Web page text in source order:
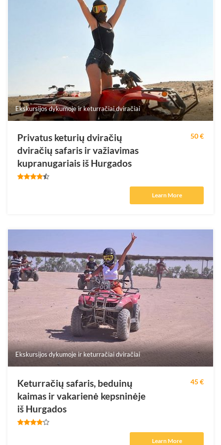
Ekskursijos dykumoje ir keturračiai dviračiai
Privatus keturių dviračių
dviračių safaris ir važiavimas
kupranugariais iš Hurgados
50 €
Learn More
Ekskursijos dykumoje ir keturračiai dviračiai
Keturračių safaris, beduinų
kaimas ir vakarienė kepsninėje
iš Hurgados
45 €
Learn More